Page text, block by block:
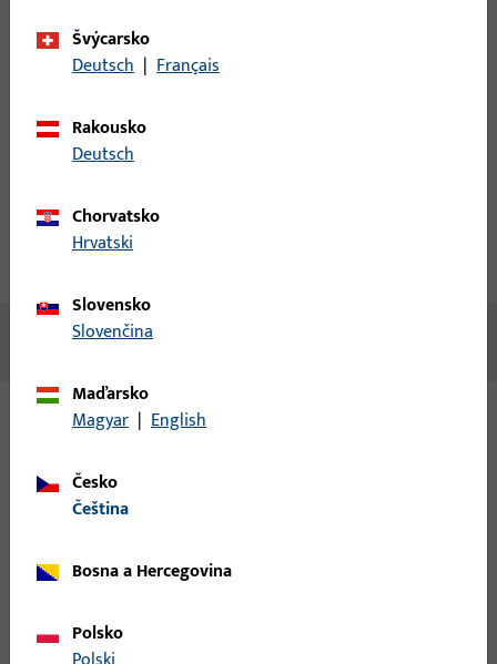
přihlášení
Žádný obsah není k dispozici
Pro tento produkt jsou k dispozici následující varianty:
9-35946-02-0-6 | Koncová část | koncovka,
Švýcarsko
Deutsch | Français
Rakousko
Deutsch
Chorvatsko
Hrvatski
Slovensko
Slovenčina
Maďarsko
Magyar | English
Česko
čeština
Bosna a Hercegovina
Polsko